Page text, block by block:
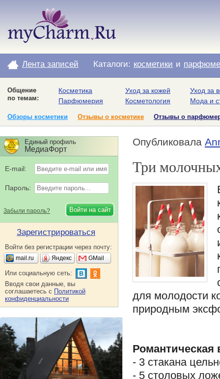
Лента записей Каталоги: косметики и
Общение
по темам:
Косметика
Парфюмерия
Уход за кожей
Косметология
Уход за
Мода и
Обзоры косметики Отзывы о косметике Отзывы о
Опубликовала
Три
для молодости
природным
- 3 стакана
- 5 столовых
Единый профиль
МедиаФорт
E-mail:
Пароль:
Забыли пароль?
Зарегистрироваться
Войти без регистрации через почту:
mail.ru Яндекс GMail
Или социальную сеть:
Вводя свои данные, вы
соглашаетесь с Политикой
конфиденциальности